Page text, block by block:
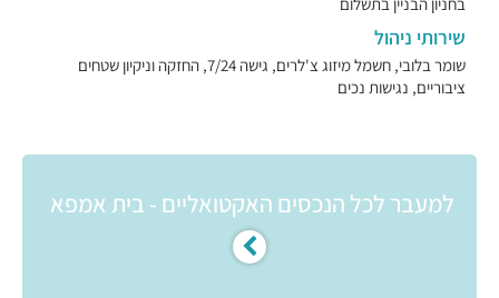
שירותי ניהול
שומר בלובי, חשמל מיזוג צ'לרים, גישה 7/24, החזקה וניקיון שטחים
ציבוריים, נגישות נכים
למעבר לכל הנכסים האקטואליים - בית אמפא